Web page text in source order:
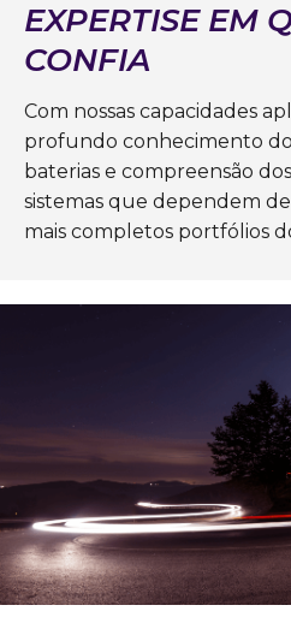
EXPERTISE EM
CONFIA
Com nossas capacidades
profundo conhecimento
baterias e compreensão dos
sistemas que dependem
mais completos portfólios